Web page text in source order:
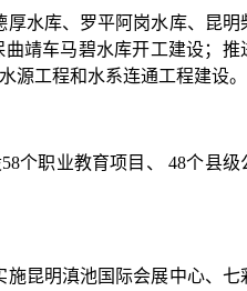
厚水库、罗平阿岗水库、昆明
靖车马碧水库开工建设；推
源工程和水系连通工程建设。
个职业教育项目、 48个县级
施昆明滇池国际会展中心、七